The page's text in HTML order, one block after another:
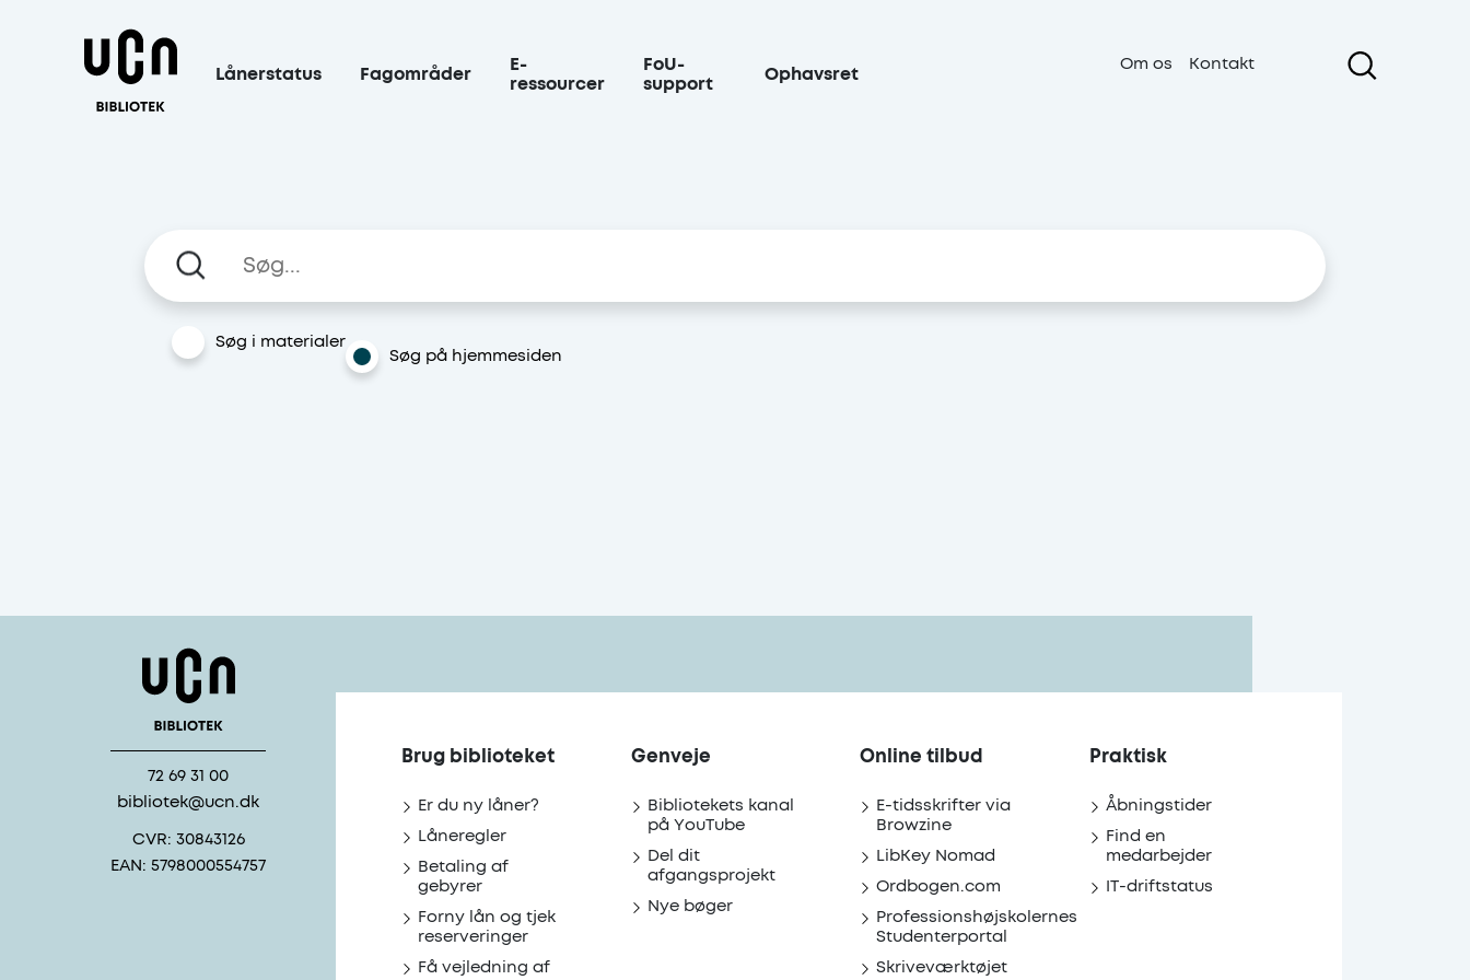
Lånerstatus Fagområder
E-
ressourcer
FoU-
support
Ophavsret
Om os Kontakt
Søg i materialer
Søg på hjemmesiden
72 69 31 00
bibliotek@ucn.dk
CVR: 30843126
EAN: 5798000554757
Brug biblioteket
Er du ny låner?
Låneregler
Betaling af
gebyrer
Forny lån og tjek
reserveringer
Få vejledning af
Genveje
Bibliotekets kanal
på YouTube
Del dit
afgangsprojekt
Nye bøger
Online tilbud
E-tidsskrifter via
Browzine
LibKey Nomad
Ordbogen.com
Professionshøjskolernes
Studenterportal
Skriveværktøjet
Praktisk
Åbningstider
Find en
medarbejder
IT-driftstatus